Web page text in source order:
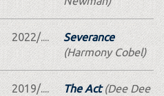
2022/....
Severance
(Harmony Cobel)
2019/.... The Act(Dee Dee